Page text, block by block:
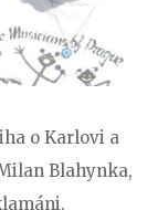
o Karlovi a
Blahynka,